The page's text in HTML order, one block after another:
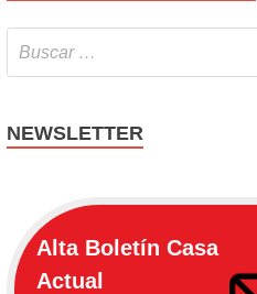
NEWSLETTER
Alta Boletín Casa
Actual